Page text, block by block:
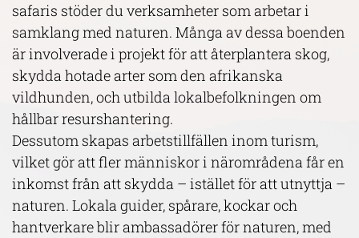
safaris stöder du verksamheter som arbetar i
samklang med naturen. Många av dessa boenden
är involverade i projekt för att återplantera skog,
skydda hotade arter som den afrikanska
vildhunden, och utbilda lokalbefolkningen om
hållbar resurshantering.
Dessutom skapas arbetstillfällen inom turism,
vilket gör att fler människor i närområdena får en
inkomst från att skydda – istället för att utnyttja –
naturen. Lokala guider, spårare, kockar och
hantverkare blir ambassadörer för naturen, med